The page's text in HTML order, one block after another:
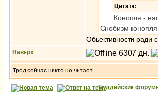
Цитата:
Конопля -
Снобизм
Обьективности ради
Наверх
Тред сейчас никто не читает.
Буддийские